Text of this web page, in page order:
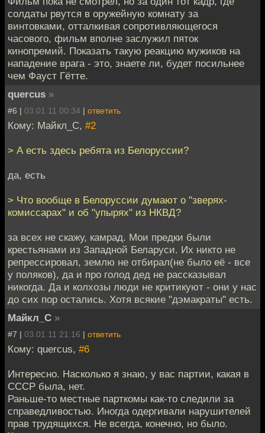
солдаты рвутся в оружейную комнату за
винтовками, отталкивая сопротивляющегося
часового, фильм вполне заслужил пяток
кинопремий. Показать такую реакцию мужиков на
нападение врага - это, знаете ли, будет посильнее
чем Фауст Гётте.
quercus »
#6 | 03.01.11 00:34 | ответить
Кому: Майкл_С, #2
> А есть здесь ребята из Белоруссии?
да, есть
> Что вообще в Белоруссии думают о "зверях-
комиссарах" и об "упырях" из НКВД?
за всех не скажу, камрад. Мои предки были
крестьянами из Западной Беларуси. Их никто не
репрессировал, землю не отбирал(не было её - все
у поляков), да и про голод дед не рассказывал
никогда. Да и колхозы люди не критикуют - они у нас
до сих пор остались. Хотя всякие "дэмакраты" есть.
Майкл_С »
#7 | 03.01.11 21:16 | ответить
Кому: quercus, #6
Интересно. Насколько я знаю, у вас партии, какая в
СССР была, нет.
Раньше-то местные парткомы как-то следили за
справедливостью. Иногда одергивали нарушителей
прав трудящихся. Не всегда, конечно, но было.